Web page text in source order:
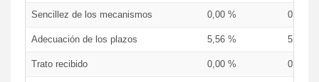
Sencillez de los mecanismos 0,00 % 0,00 %
Adecuación de los plazos 5,56 % 5,56 %
Trato recibido 0,00 % 0,00 %